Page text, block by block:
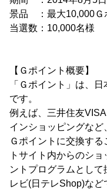
景品 ：最大10,000Ｇ
当選数：10,000名様
【Ｇポイント概要】
「Ｇポイント」は、
です。
例えば、三井住友
インショッピングな
Ｇポイントに交換す
トサイト内からのシ
ントプログラムとし
レビ(日テレShop)な